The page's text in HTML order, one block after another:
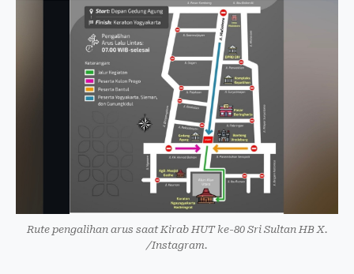
Rute pengalihan arus saat Kirab HUT ke-80 Sri Sultan HB X.
/Instagram.